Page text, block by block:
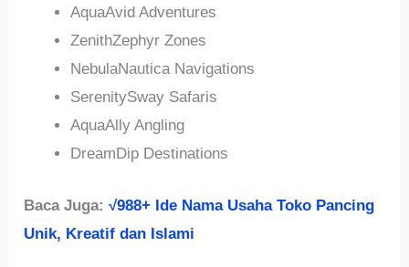
AquaAvid Adventures
ZenithZephyr Zones
NebulaNautica Navigations
SerenitySway Safaris
AquaAlly Angling
DreamDip Destinations
Baca Juga:√988+ Ide Nama Usaha Toko Pancing
Unik, Kreatif dan Islami